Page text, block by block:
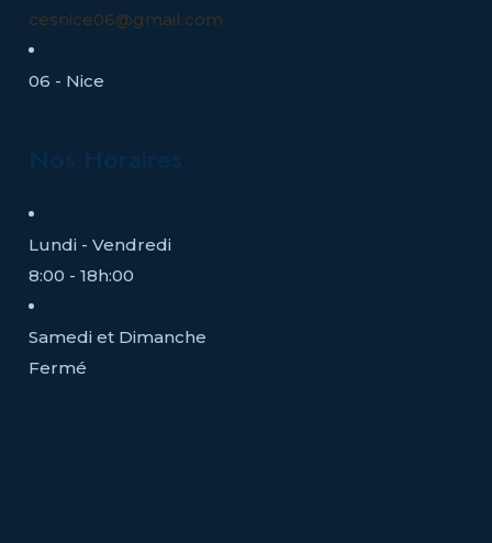
cesnice06@gmail.com
06 - Nice
Lundi - Vendredi
8:00 - 18h:00
Samedi et Dimanche
Fermé